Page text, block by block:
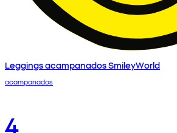
Leggings acampanados SmileyWorld
acampanados
4